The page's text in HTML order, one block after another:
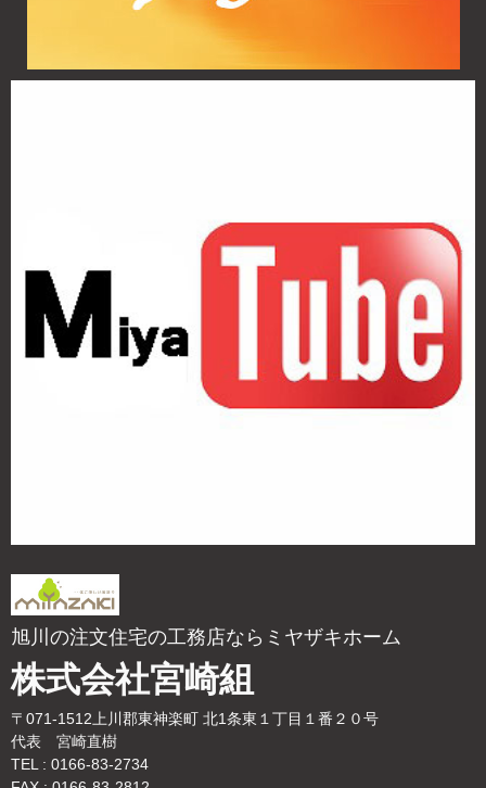
旭川の注文住宅の工務店ならミヤザキホーム
株式会社宮崎組
〒071-1512上川郡東神楽町 北1条東１丁目１番２０号
代表 宮崎直樹
TEL : 0166-83-2734